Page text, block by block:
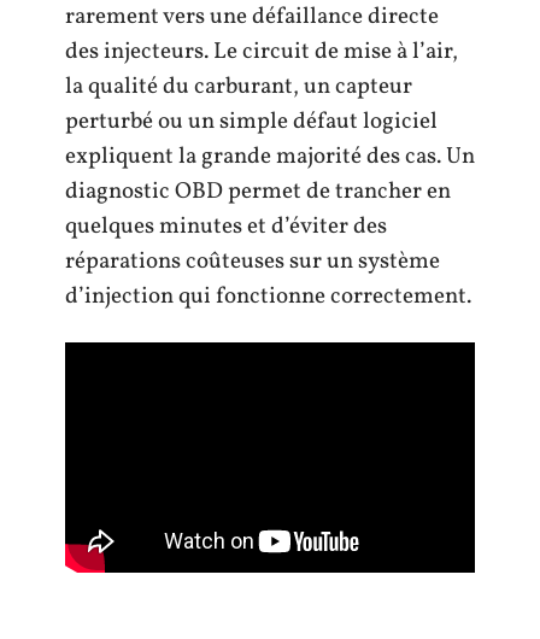
rarement vers une défaillance directe
des injecteurs. Le circuit de mise à l’air,
la qualité du carburant, un capteur
perturbé ou un simple défaut logiciel
expliquent la grande majorité des cas. Un
diagnostic OBD permet de trancher en
quelques minutes et d’éviter des
réparations coûteuses sur un système
d’injection qui fonctionne correctement.